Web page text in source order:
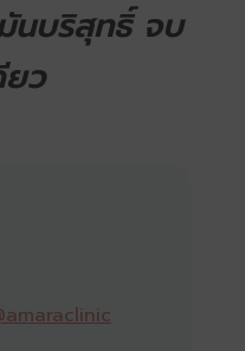
นบริสุทธิ์ จบ
ว